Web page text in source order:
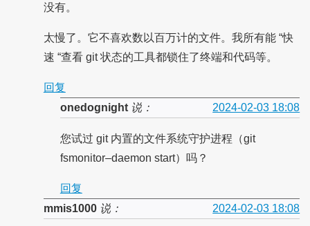
没有。
太慢了。它不喜欢数以百万计的文件。我所有能 “快
速 “查看 git 状态的工具都锁住了终端和代码等。
回复
onedognight说： 2024-02-03 18:08
您试过 git 内置的文件系统守护进程（git
fsmonitor–daemon start）吗？
回复
mmis1000说： 2024-02-03 18:08